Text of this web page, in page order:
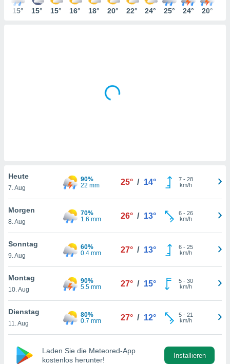
zur
stellen.
der
Profil zu
Ihnen
Inhalte
finden
. Sie
jederzeit
Sie
EINSTELLUNGEN
15° 15° 15° 16° 18° 20° 22° 24° 25° 24° 20°
Heute
7. Aug
90%
22 mm
25° / 14° 7- 28
km/h
Morgen
8. Aug
70%
1.6 mm
26° / 13° 6- 26
km/h
Sonntag
9. Aug
60%
0.4 mm
27° / 13° 6- 25
km/h
Montag
10. Aug
90%
5.5 mm
27° / 15° 5- 30
km/h
Dienstag
11. Aug
80%
0.7 mm
27° / 12° 5- 21
km/h
Laden Sie die Meteored-App
kostenlos herunter!
Installieren